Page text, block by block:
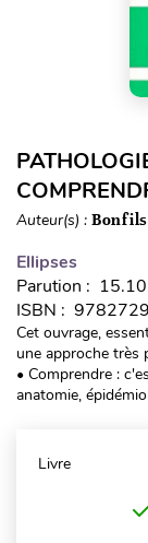
Auteur(s) :
Ellipses
Parution :
ISBN :
Cet ouvrage,
une approche très
• Comprendre :
anatomie,
Livre